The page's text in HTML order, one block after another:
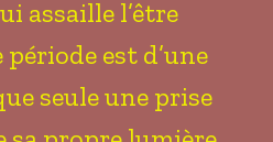
assaille l’être
est d’une
seule une prise